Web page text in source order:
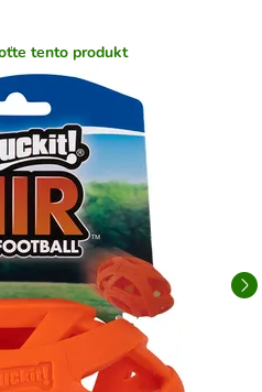
tento produkt